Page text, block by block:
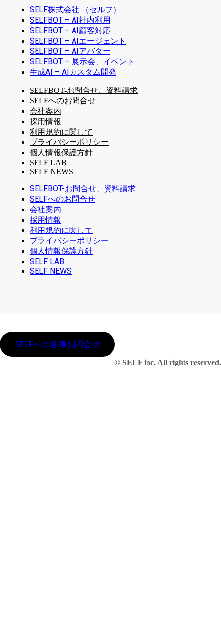
SELF株式会社 （セルフ）
SELFBOT – AI社内利用
SELFBOT – AI顧客対応
SELFBOT – AIエージェント
SELFBOT – AIアバター
SELFBOT – 展示会、イベント
生成AI – AIカスタム開発
SELFBOT-お問合せ、資料請求
SELFへのお問合せ
会社案内
採用情報
利用規約に関して
プライバシーポリシー
個人情報保護方針
SELF LAB
SELF NEWS
SELFBOT-お問合せ、資料請求
SELFへのお問合せ
会社案内
採用情報
利用規約に関して
プライバシーポリシー
個人情報保護方針
SELF LAB
SELF NEWS
SELFへの各種お問合せ
© SELF inc. All rights reserved.